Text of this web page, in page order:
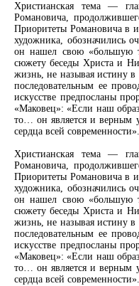
Христианская тема —
Романовича,
Приоритеты Романовича в
художника, обозначились
он нашел свою «большую
сюжету беседы Христа и
жизнь, не называя истину в
последовательным ее
искусстве предпосланы
«Маковец»: «Если наш
то… он является и верным
сердца всей современности».
Христианская тема —
Романовича,
Приоритеты Романовича в
художника, обозначились
он нашел свою «большую
сюжету беседы Христа и
жизнь, не называя истину в
последовательным ее
искусстве предпосланы
«Маковец»: «Если наш
то… он является и верным
сердца всей современности».